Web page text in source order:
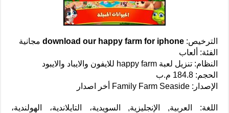
الترخيص:download our happy farm for iphone مجانية
الفئة: ألعاب
النظام: تنزيل لعبة happy farm للايفون والايباد والايبود
الحجم: 184.8 م.ب
الإصدار: Family Farm Seaside أخر اصدار
اللغة: العربية, الإنجليزية, السويدية، التايلاندية، الهولندية،